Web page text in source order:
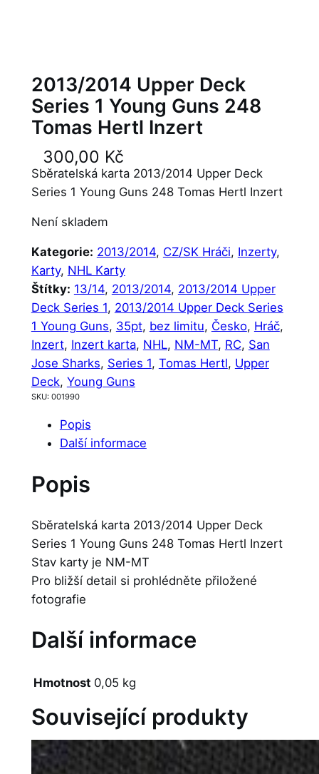
2013/2014 Upper Deck
Series 1 Young Guns 248
Tomas Hertl Inzert
300,00 Kč
Sběratelská karta 2013/2014 Upper Deck
Series 1 Young Guns 248 Tomas Hertl Inzert
Není skladem
Kategorie: 2013/2014, CZ/SK Hráči, Inzerty
Karty, NHL Karty
Štítky: 13/14, 2013/2014, 2013/2014 Upper
Deck Series 1, 2013/2014 Upper Deck Series
1 Young Guns, 35pt, bez limitu, Česko, Hráč
Inzert, Inzert karta, NHL, NM-MT, RC, San
Jose Sharks, Series 1, Tomas Hertl, Upper
Deck, Young Guns
SKU: 001990
Popis
Další informace
Popis
Sběratelská karta 2013/2014 Upper Deck
Series 1 Young Guns 248 Tomas Hertl Inzert
Stav karty je NM-MT
Pro bližší detail si prohlédněte přiložené
fotografie
Další informace
Hmotnost 0,05 kg
Související produkty